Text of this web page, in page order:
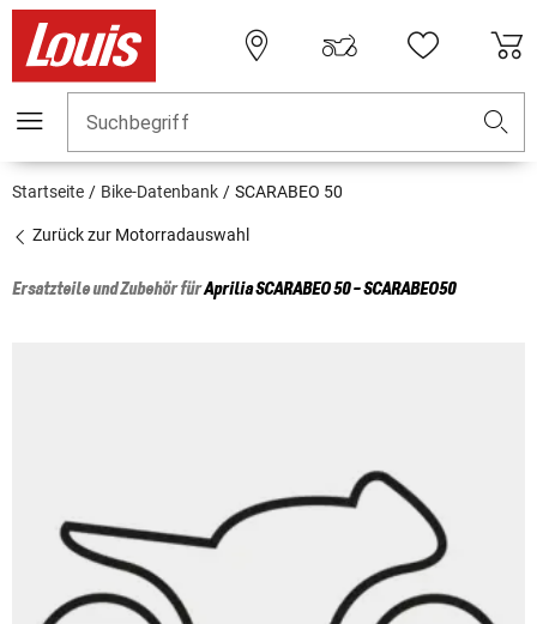
Suchbegriff
Startseite Bike-Datenbank SCARABEO 50
Zurück zur Motorradauswahl
Ersatzteile und Zubehör fürApriliaSCARABEO 50 - SCARABEO50